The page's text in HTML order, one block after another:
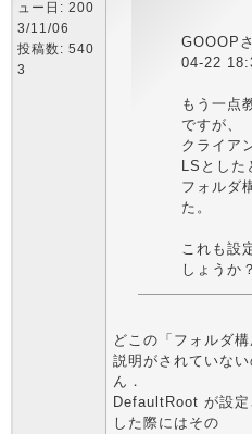
ュー日: 200
3/11/06
投稿数: 540
3
GOOOP
04-22
もう一点
ですが、
クライア
LSとした
フォルダ
た。
これも設
しょうか？
どこの「フォルダ
説明がされていな
ん．
DefaultRoot が設
した際にはその